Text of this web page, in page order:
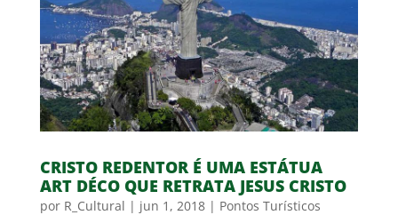
CRISTO REDENTOR É UMA ESTÁTUA
ART DÉCO QUE RETRATA JESUS CRISTO
por R_Cultural | jun 1, 2018| Pontos Turísticos